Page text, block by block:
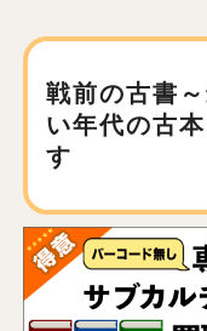
戦前の古書
い年代の古
す